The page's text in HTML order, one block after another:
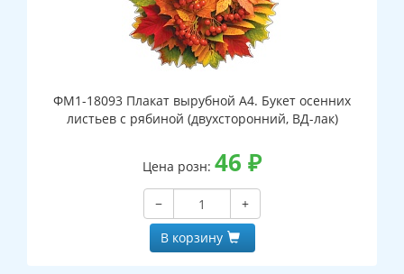
ФМ1-18093 Плакат вырубной А4. Букет осенних
листьев с рябиной (двухсторонний, ВД-лак)
Цена розн: 46 ₽
−
+
В корзину